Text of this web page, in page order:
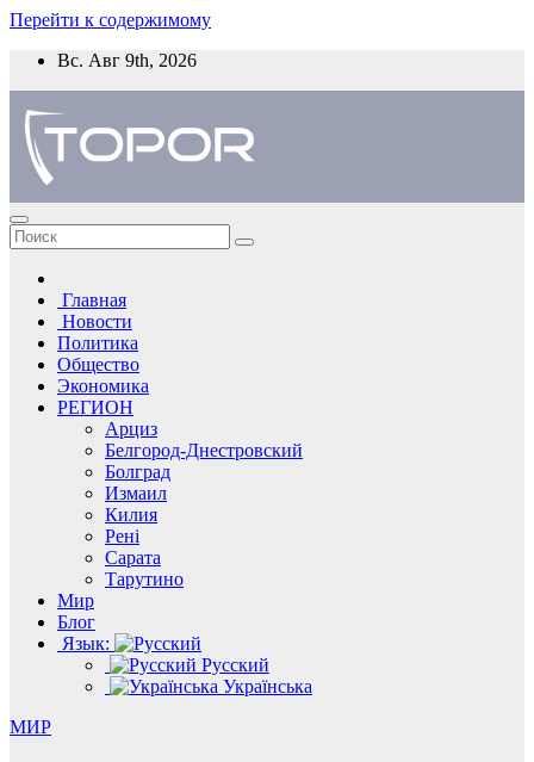
Перейти к содержимому
Вс. Авг 9th, 2026
Главная
Новости
Политика
Общество
Экономика
РЕГИОН
Арциз
Белгород-Днестровский
Болград
Измаил
Килия
Рені
Сарата
Тарутино
Мир
Блог
Язык:
Русский
Українська
МИР